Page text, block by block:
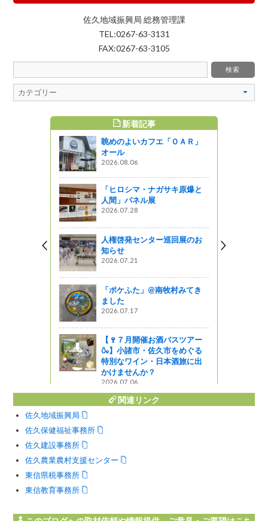
佐久地域振興局 総務管理課
TEL:0267-63-3131
FAX:0267-63-3105
新着記事
眺めのよいカフエ「ＯＡＲ」
オール
2026.08.06
「ヒロシマ・ナガサキ原爆と
人間」パネル展
2026.07.28
人権啓発センター巡回展のお
知らせ
2026.07.21
「ポケふた」@南牧村みてき
ました
2026.07.17
【🍷７月開催お酒バスツアー
🍶】小諸市・佐久市をめぐる
特別なワイン・日本酒旅に出
かけませんか？
2026.07.06
関連リンク
佐久地域振興局
佐久保健福祉事務所
佐久建設事務所
佐久農業農村支援センター
東信県税事務所
東信教育事務所